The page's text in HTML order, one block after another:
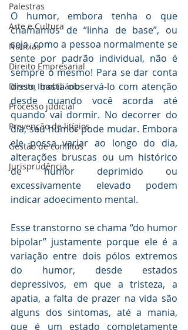
Palestras
Arte e Cultura
Notícias
Direito Empresarial
Direito Imobiliário
Processo judicial
Prevenção de litígios
Gestāo de conflitos
Jurisprudência
O humor, embora tenha o que
chamamos de “linha de base”, ou
seja, como a pessoa normalmente se
sente por padrão individual, não é
sempre o mesmo! Para se dar conta
disso, basta observá-lo com atenção
desde quando você acorda até
quando vai dormir. No decorrer do
dia, seu humor pode mudar. Embora
ele possa variar ao longo do dia,
alterações bruscas ou um histórico
de humor deprimido ou
excessivamente elevado podem
indicar adoecimento mental.
Esse transtorno se chama “do humor
bipolar” justamente porque ele é a
variação entre dois pólos extremos
do humor, desde estados
depressivos, em que a tristeza, a
apatia, a falta de prazer na vida são
alguns dos sintomas, até a mania,
que é um estado completamente